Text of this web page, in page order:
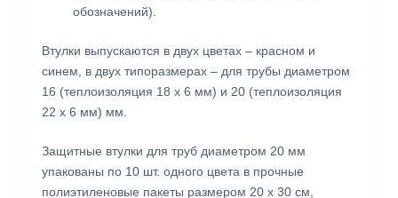
обозначений).
Втулки выпускаются в двух цветах – красном и
синем, в двух типоразмерах – для трубы диаметром
16 (теплоизоляция 18 x 6 мм) и 20 (теплоизоляция
22 x 6 мм) мм.
Защитные втулки для труб диаметром 20 мм
упакованы по 10 шт. одного цвета в прочные
полиэтиленовые пакеты размером 20 х 30 см,